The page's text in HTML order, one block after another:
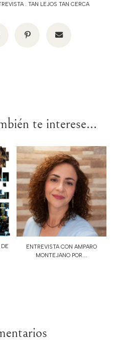
. TAN LEJOS TAN CERCA
te interese...
ENTREVISTA CON AMPARO
MONTEJANO POR...